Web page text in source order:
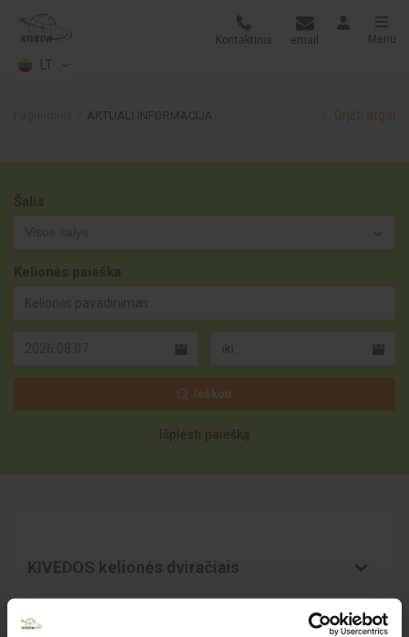
LT
Kontaktinis email Menu
AKTUALI INFORMACIJA Grįžti atgal
Ieškoti
KIVEDOS kelionės dviračiais
Sutikimas dėl turizmo paslaugų teikimo